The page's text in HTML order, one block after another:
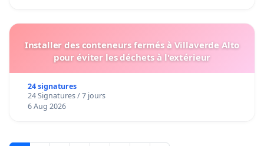
Installer des conteneurs fermés à Villaverde Alto
pour éviter les déchets à l'extérieur
24 signatures
24 Signatures / 7 jours
6 Aug 2026